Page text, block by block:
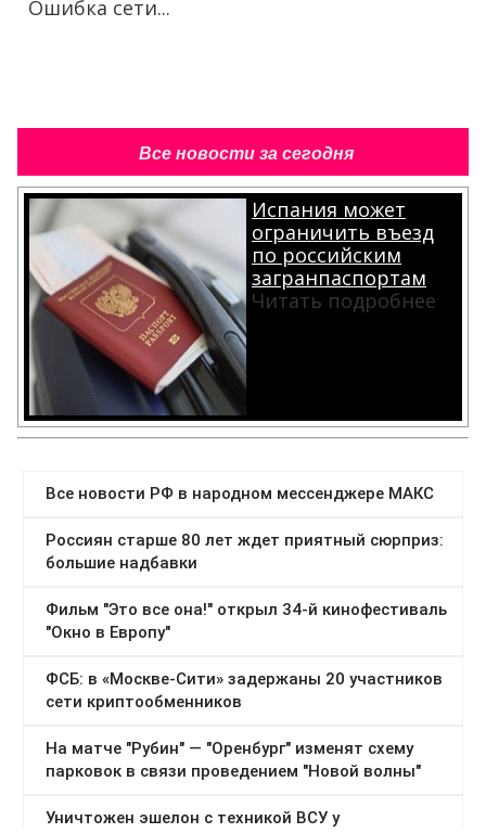
Ошибка сети...
Все новости за сегодня
Испания может
ограничить въезд
по российским
загранпаспортам
Читать подробнее